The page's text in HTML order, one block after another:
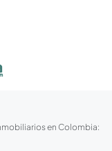
en Colombia: